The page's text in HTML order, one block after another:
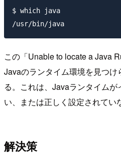
$ which java
この「Unable to locate a Java
Javaのランタイム環境を見つ
る。これは、Javaランタイム
い、または正しく設定されてい
解決策